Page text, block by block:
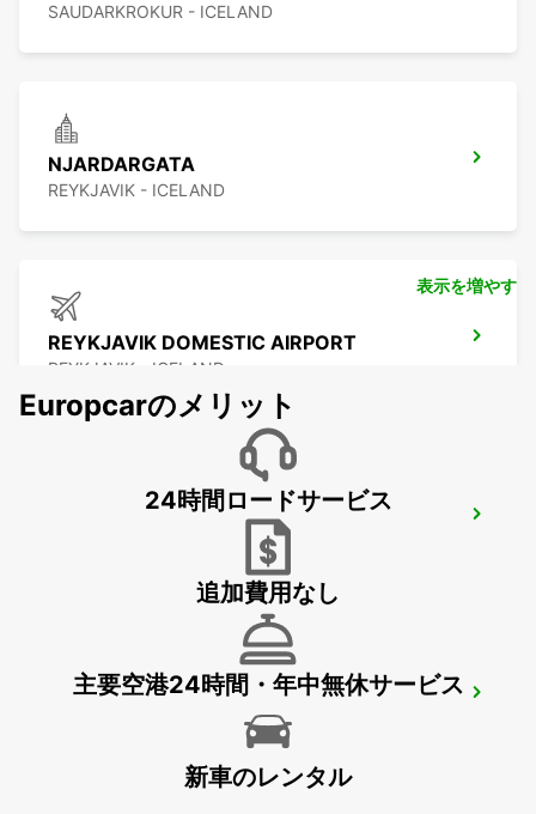
SAUDARKROKUR - ICELAND
NJARDARGATA
REYKJAVIK - ICELAND
REYKJAVIK DOMESTIC AIRPORT
REYKJAVIK - ICELAND
KEFLAVIK INTERNATIONAL AIRPORT
表示を増やす
Europcarのメリット
24時間ロードサービス
追加費用なし
主要空港24時間・年中無休サービス
新車のレンタル